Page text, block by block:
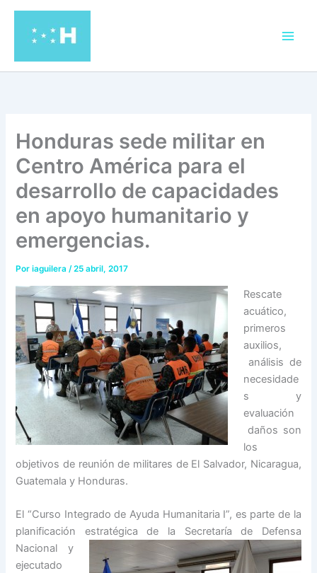
contenido
Honduras sede militar en
Centro América para el
desarrollo de capacidades
en apoyo humanitario y
emergencias.
Poriaguilera/25 abril, 2017
Rescate
acuático,
primeros
auxilios,
análisis de
necesidade
s y
evaluación
daños son
los
objetivos de reunión de militares de El Salvador, Nicaragua,
Guatemala y Honduras.
El “Curso Integrado de Ayuda Humanitaria I”, es parte de la
planificación estratégica de la Secretaría de Defensa
Nacional y
ejecutado